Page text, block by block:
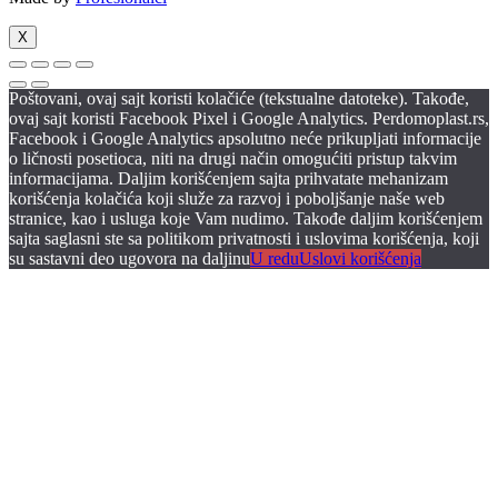
X
Poštovani, ovaj sajt koristi kolačiće (tekstualne datoteke). Takođe,
ovaj sajt koristi Facebook Pixel i Google Analytics. Perdomoplast.rs,
Facebook i Google Analytics apsolutno neće prikupljati informacije
o ličnosti posetioca, niti na drugi način omogućiti pristup takvim
informacijama. Daljim korišćenjem sajta prihvatate mehanizam
korišćenja kolačića koji služe za razvoj i poboljšanje naše web
stranice, kao i usluga koje Vam nudimo. Takođe daljim korišćenjem
sajta saglasni ste sa politikom privatnosti i uslovima korišćenja, koji
su sastavni deo ugovora na daljinuU reduUslovi korišćenja